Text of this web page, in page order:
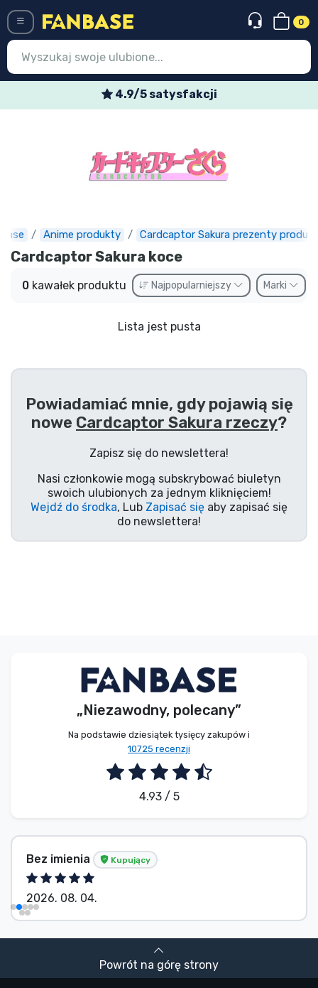
0
4.9/5 satysfakcji
Anime produkty Cardcaptor Sakura prezenty
Cardcaptor Sakura koce
0 kawałek produktu Najpopularniejszy Marki
Lista jest pusta
Powiadamiać mnie, gdy pojawią się
nowe Cardcaptor Sakura rzeczy?
Zapisz się do newslettera!
Nasi członkowie mogą subskrybować biuletyn
swoich ulubionych za jednym kliknięciem!
Wejdź do środka, Lub Zapisać się aby zapisać się
do newslettera!
„Niezawodny, polecany”
Na podstawie dziesiątek tysięcy zakupów i
10725 recenzji
4.93 / 5
Bez imienia Kupujący
2026. 08. 04.
Powrót na górę strony
Najnowsze rzeczy
Doręczenie ekspresowe
Przedsprzedaż
Outlet produkty
Wysyłka i płatność
Rzeczy seryjne
Rzeczy filmowe
Wspaniałe rzeczy
Rzeczy z anime
Rzeczy dla graczy